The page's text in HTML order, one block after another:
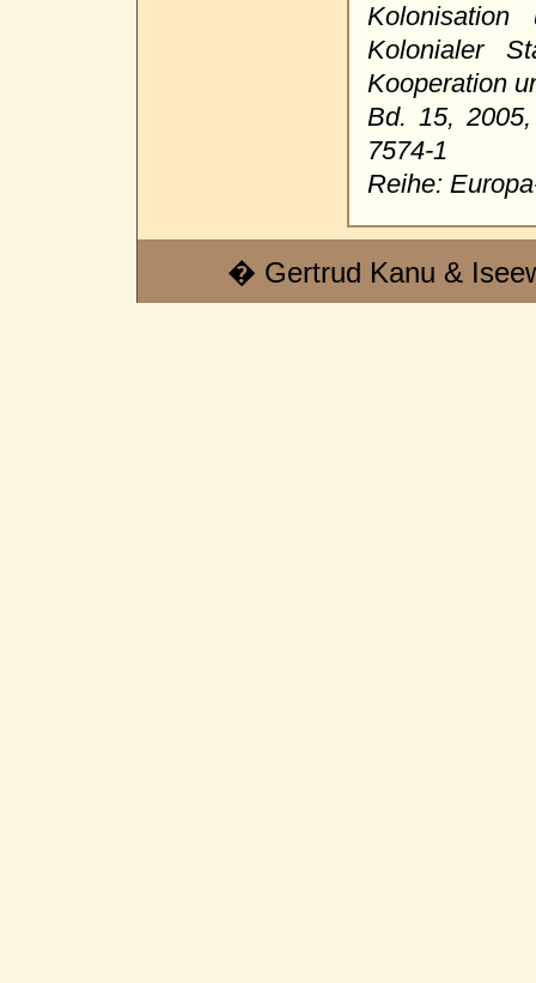
Kolonialer
Kooperation
Bd. 15,
7574-1
Reihe:
� Gertrud Kanu &